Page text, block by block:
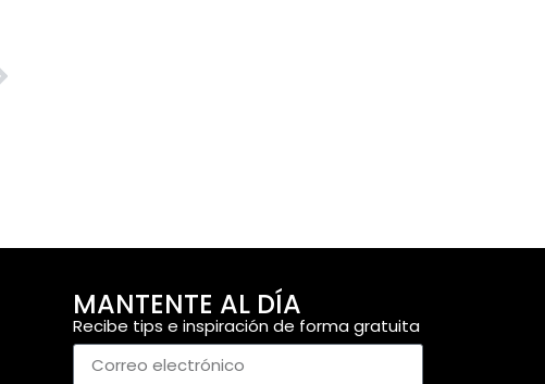
MANTENTE AL DÍA
Recibe tips e inspiración de forma gratuita